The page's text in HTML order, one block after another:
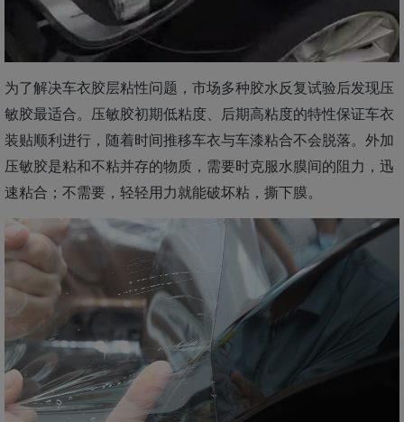
为了解决车衣胶层粘性问题，市场多种胶水反复试验后发现压
敏胶最适合。压敏胶初期低粘度、后期高粘度的特性保证车衣
装贴顺利进行，随着时间推移车衣与车漆粘合不会脱落。外加
压敏胶是粘和不粘并存的物质，需要时克服水膜间的阻力，迅
速粘合；不需要，轻轻用力就能破坏粘，撕下膜。